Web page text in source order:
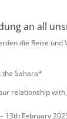
an all
die Reise und
Sahara*
relationship with
13th February